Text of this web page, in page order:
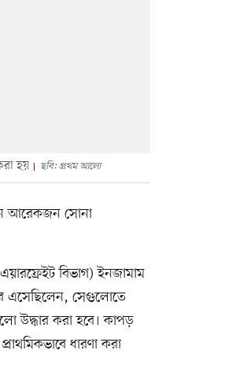
হয় ছবি: প্রথম আলো
আরেকজন সোনা
বিভাগ) ইনজামাম
এসেছিলেন, সেগুলোতে
উদ্ধার করা হবে। কাপড়
ধারণা করা